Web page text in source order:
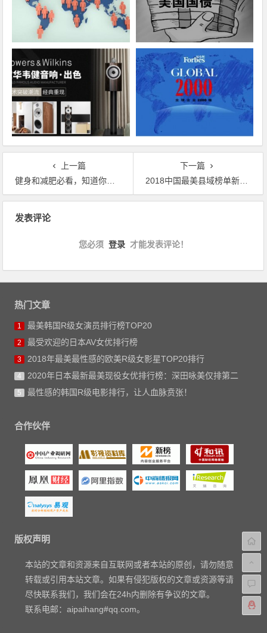
上一篇
健身和减肥必看，知道你每天吃的食物哪一样热量最大吗？
下一篇
2018中国最美县域榜单新鲜出炉，四川上榜县域最多！
发表评论
您必须 登录 才能发表评论！
热门文章
1 最美韩国R级女演员排行榜TOP20
2 最受欢迎的日本AV女优排行榜
3 2018年最美最性感的欧美R级女影星TOP20排行
4 2020年日本最新最美现役女优排行榜：深田咏美仅排第二
5 最性感的韩国R级电影排行，让人血脉贲张！
合作伙伴
版权声明
本站的文章和资源来自互联网或者本站的原创，请勿随意
转载或引用本站文章。如果有侵犯版权的文章或资源等请
尽快联系我们，我们会在24h内删除有争议的文章。
联系电邮：aipaihang#qq.com。